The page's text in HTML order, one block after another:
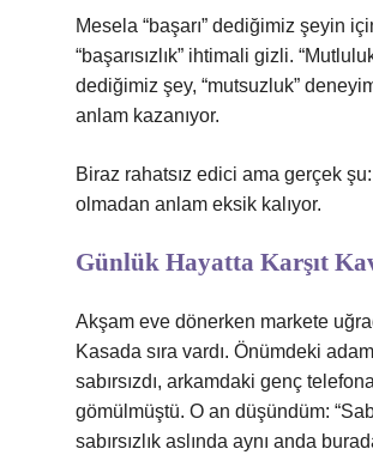
Mesela “başarı” dediğimiz şeyin
“başarısızlık” ihtimali gizli.
dediğimiz şey, “mutsuzluk”
anlam kazanıyor.
Biraz rahatsız edici ama gerçek şu:
olmadan anlam eksik kalıyor.
Günlük Hayatta Karşıt
Akşam eve dönerken markete
Kasada sıra vardı. Önümdeki adam
sabırsızdı, arkamdaki genç telefona
gömülmüştü. O an düşündüm:
sabırsızlık aslında aynı anda